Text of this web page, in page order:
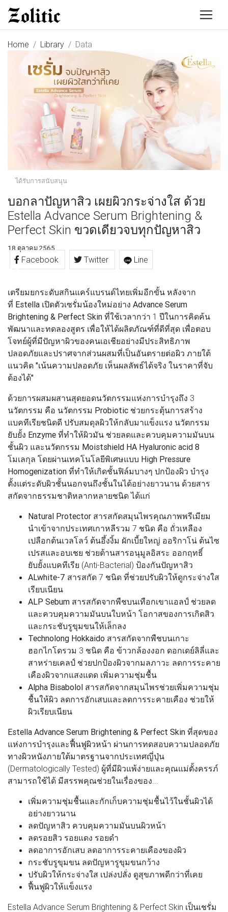
Home Library Data
ได้รับการสนับสนุน
บอกลาปัญหาสิว เผยผิวกระจ่างใส ด้วย
Estella Advance Serum Brightening &
Perfect Skin ขวดเดียวจบทุกปัญหาสิว
18 ตุลาคม 2565
Facebook Twitter Line
เตรียมยกระดับสกินแคร์แบรนด์ไทยเพิ่มอีกขั้น หลังจาก
ที่ Estella เปิดตัวเซรั่มน้องใหม่อย่าง Advance Serum
Brightening & Perfect Skin ที่ใช้เวลากว่า 1 ปีในการคิดค้น
พัฒนาและทดลองสูตร เพื่อให้ได้ผลิตภัณฑ์ที่ดีที่สุด เพื่อตอบ
โจทย์ผู้ที่มีปัญหาผิวของคนเอเชียอย่างมีประสิทธิภาพ
ปลอดภัยและปราศจากส่วนผสมที่เป็นอันตรายต่อผิว ภายใต้
แนวคิด "เน้นความปลอดภัย เห็นผลลัพธ์ได้จริง ในราคาที่จับ
ต้องได้"
ด้วยการผสมผสานสุดยอดนวัตกรรมแห่งการบำรุงถึง 3
นวัตกรรม คือ นวัตกรรม Probiotic ช่วยกระตุ้นการสร้าง
แบคทีเรียชนิดดี ปรับสมดุลผิวให้กลับมาแข็งแรง นวัตกรรม
ยับยั้ง Enzyme ที่ทำให้ผิวมัน ช่วยลดและควบคุมความมันบน
ชั้นผิว และนวัตกรรม Moistshield HA Hyaluronic acid 8
โมเลกุล โดยผ่านเทคโนโลยีพิเศษแบบ High Pressure
Homogenization ที่ทำให้เกิดชั้นฟิล์มบางๆ ปกป้องผิว บำรุง
ตั้งแต่ระดับผิวชั้นนอกจนถึงชั้นในได้อย่างยาวนาน ด้วยสาร
สกัดจากธรรมชาติหลากหลายชนิด ได้แก่
Natural Protector สารสกัดสมุนไพรคุณภาพพรีเมียม
นำเข้าจากประเทศเกาหลีรวม 7 ชนิด คือ ถั่วเหลือง
เปลือกต้นเวลโลว์ ต้นอึ้งงิ้ม ผักเบี้ยใหญ่ ออริกาโน่ ต้นไซ
เปรสและอบเชย ช่วยต้านสารอนุมูลอิสระ ออกฤทธิ์
ยับยั้งแบคทีเรีย (Anti-Bacterial) ป้องกันปัญหาสิว
ALwhite-7 สารสกัด 7 ชนิด ที่ช่วยปรับผิวให้ดูกระจ่างใส
เรียบเนียน
ALP Sebum สารสกัดจากพืชบนเทือกเขาแอลป์ ช่วยลด
และควบคุมความมันบนใบหน้า โอกาสของการเกิดสิว
และกระชับรูขุมขนให้เล็กลง
Technolong Hokkaido สารสกัดจากพืชบนเกาะ
ฮอกไกโดรวม 3 ชนิด คือ ข้าวกล้องงอก ดอกเดย์ลิลี่และ
สาหร่ายเคลป์ ช่วยปกป้องผิวจากมลภาวะ ลดการระคาย
เคืองผิวจากแสงแดด เพิ่มความชุ่มชื้น
Alpha Bisabolol สารสกัดจากสมุนไพรช่วยเพิ่มความชุ่ม
ชื้นให้ผิว ลดการอักเสบและลดการระคายเคือง ช่วยให้
ผิวเรียบเนียน
Estella Advance Serum Brightening & Perfect Skin ที่สุดของ
แห่งการบำรุงและฟื้นฟูผิวหน้า ผ่านการทดสอบความปลอดภัย
ทางผิวหนังภายใต้มาตรฐานจากประเทศญี่ปุ่น
(Dermatologically Tested) ผู้ที่มีผิวแพ้ง่ายและคุณแม่ตั้งครรภ์
สามารถใช้ได้ มีสรรพคุณช่วยในเรื่องของ...
เพิ่มความชุ่มชื้นและกักเก็บความชุ่มชื้นไว้ในชั้นผิวได้
อย่างยาวนาน
ลดปัญหาสิว ควบคุมความมันบนผิวหน้า
ลดรอยสิว รอยแดง รอยดำ
ลดอาการอักเสบ ลดอาการระคายเคืองของผิว
กระชับรูขุมขน ลดปัญหารูขุมขนกว้าง
ปรับผิวให้กระจ่างใส เปล่งปลั่ง ดูสุขภาพดีกว่าที่เคย
ฟื้นฟูผิวให้แข็งแรง
Estella Advance Serum Brightening & Perfect Skin เป็นเชรั่ม